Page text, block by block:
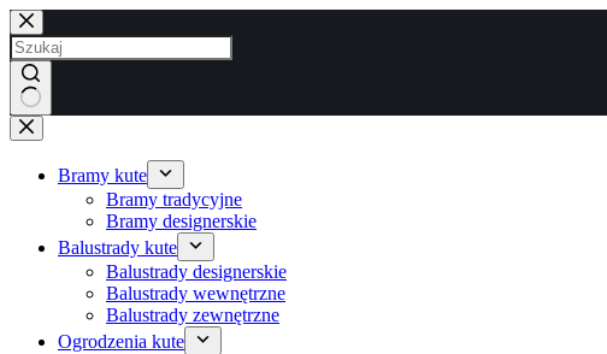
Przejdź
do
treści
Brak
wyników
Bramy kute
Bramy tradycyjne
Bramy designerskie
Balustrady kute
Balustrady designerskie
Balustrady wewnętrzne
Balustrady zewnętrzne
Ogrodzenia kute